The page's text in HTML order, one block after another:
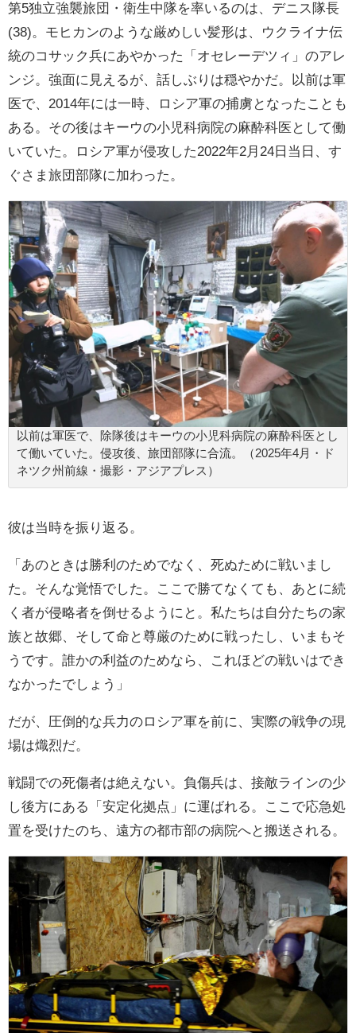
第5独立強襲旅団・衛生中隊を率いるのは、デニス隊長
(38)。モヒカンのような厳めしい髪形は、ウクライナ伝
統のコサック兵にあやかった「オセレーデツィ」のアレ
ンジ。強面に見えるが、話しぶりは穏やかだ。以前は軍
医で、2014年には一時、ロシア軍の捕虜となったことも
ある。その後はキーウの小児科病院の麻酔科医として働
いていた。ロシア軍が侵攻した2022年2月24日当日、す
ぐさま旅団部隊に加わった。
以前は軍医で、除隊後はキーウの小児科病院の麻酔科医とし
て働いていた。侵攻後、旅団部隊に合流。（2025年4月・ド
ネツク州前線・撮影・アジアプレス）
彼は当時を振り返る。
「あのときは勝利のためでなく、死ぬために戦いまし
た。そんな覚悟でした。ここで勝てなくても、あとに続
く者が侵略者を倒せるようにと。私たちは自分たちの家
族と故郷、そして命と尊厳のために戦ったし、いまもそ
うです。誰かの利益のためなら、これほどの戦いはでき
なかったでしょう」
だが、圧倒的な兵力のロシア軍を前に、実際の戦争の現
場は熾烈だ。
戦闘での死傷者は絶えない。負傷兵は、接敵ラインの少
し後方にある「安定化拠点」に運ばれる。ここで応急処
置を受けたのち、遠方の都市部の病院へと搬送される。